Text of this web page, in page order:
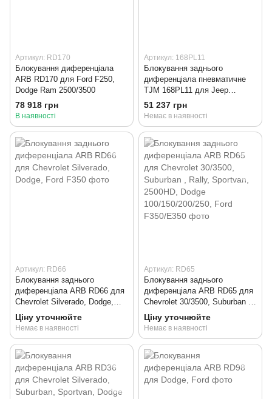
Артикул: RD170
Блокування диференціала
ARB RD170 для Ford F250,
Dodge Ram 2500/3500
78 918 грн
В наявності
Артикул: 168PL11
Блокування заднього
диференціала пневматичне
TJM 168PL11 для Jeep
Wrangler, Cherokee, Dodge
Ram
51 237 грн
Немає в наявності
Артикул: RD66
Блокування заднього
диференціала ARB RD66 для
Chevrolet Silverado, Dodge,
Ford F350
Ціну уточнюйте
Немає в наявності
Артикул: RD65
Блокування заднього
диференціала ARB RD65 для
Chevrolet 30/3500, Suburban ,
Rally, Sportvan, 2500HD,
Dodge 100/150/200/250, Ford
Ціну уточнюйте
Немає в наявності